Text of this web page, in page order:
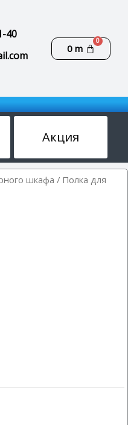
40
0m
Акция
шкафа / Полка для